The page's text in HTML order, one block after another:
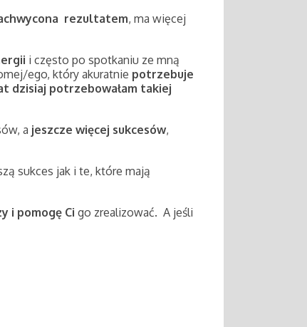
rezultatem, ma więcej
i często po spotkaniu ze mną
ego, który akuratnie potrzebuje
dzisiaj potrzebowałam takiej
a jeszcze więcej sukcesów,
sukces jak i te, które mają
i pomogę Ci go zrealizować. A jeśli